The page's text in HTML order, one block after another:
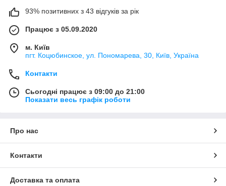
93% позитивних з 43 відгуків за рік
Працює з 05.09.2020
м. Київ
пгт. Коцюбинское, ул. Пономарева, 30, Київ, Україна
Контакти
Сьогодні працює з 09:00 до 21:00
Показати весь графік роботи
Про нас
Контакти
Доставка та оплата